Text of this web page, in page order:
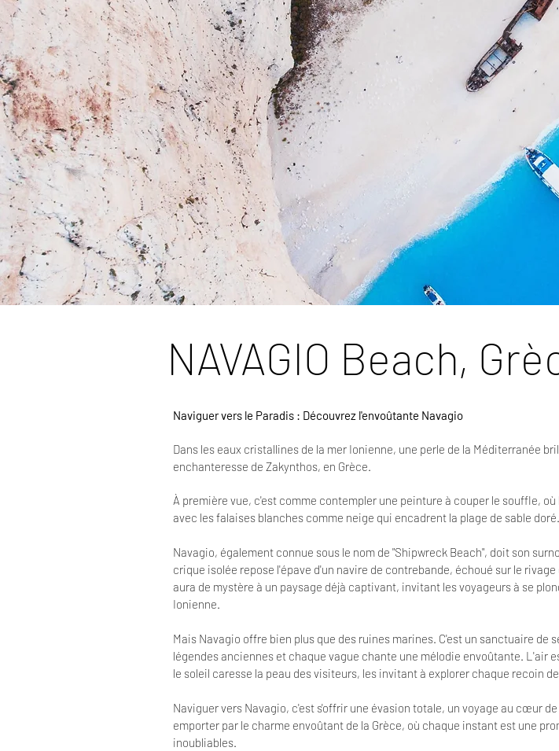
NAVAGIO Beach,
Naviguer vers le Paradis : Découvrez l'envoûtante Navagio
Dans les eaux cristallines de la mer Ionienne, une perle de la Méditerranée
enchanteresse de Zakynthos, en Grèce.
À première vue, c'est comme contempler une peinture à couper le souffle,
avec les falaises blanches comme neige qui encadrent la plage de sable doré.
Navagio, également connue sous le nom de "Shipwreck Beach", doit son
crique isolée repose l'épave d'un navire de contrebande, échoué sur le
aura de mystère à un paysage déjà captivant, invitant les voyageurs à se
Ionienne.
Mais Navagio offre bien plus que des ruines marines. C'est un sanctuaire de
légendes anciennes et chaque vague chante une mélodie envoûtante. L'air
le soleil caresse la peau des visiteurs, les invitant à explorer chaque recoin
Naviguer vers Navagio, c'est s'offrir une évasion totale, un voyage au cœur
emporter par le charme envoûtant de la Grèce, où chaque instant est une
inoubliables.